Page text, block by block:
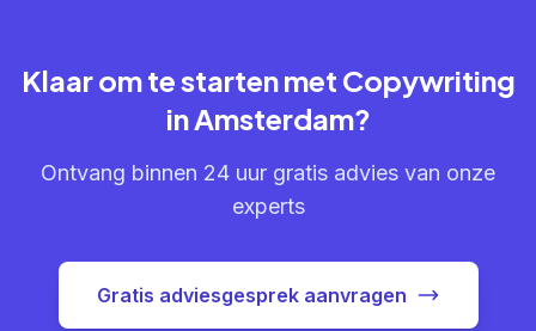
Klaar om te starten met Copywriting
in Amsterdam?
Ontvang binnen 24 uur gratis advies van onze
experts
Gratis adviesgesprek aanvragen